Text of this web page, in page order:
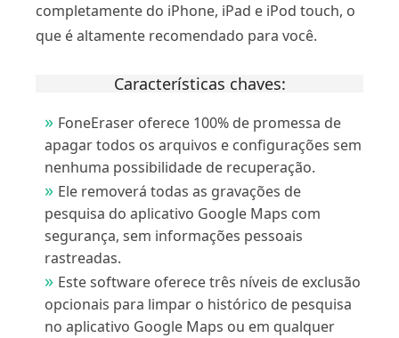
completamente do iPhone, iPad e iPod touch, o
que é altamente recomendado para você.
Características chaves:
FoneEraser oferece 100% de promessa de
apagar todos os arquivos e configurações sem
nenhuma possibilidade de recuperação.
Ele removerá todas as gravações de
pesquisa do aplicativo Google Maps com
segurança, sem informações pessoais
rastreadas.
Este software oferece três níveis de exclusão
opcionais para limpar o histórico de pesquisa
no aplicativo Google Maps ou em qualquer